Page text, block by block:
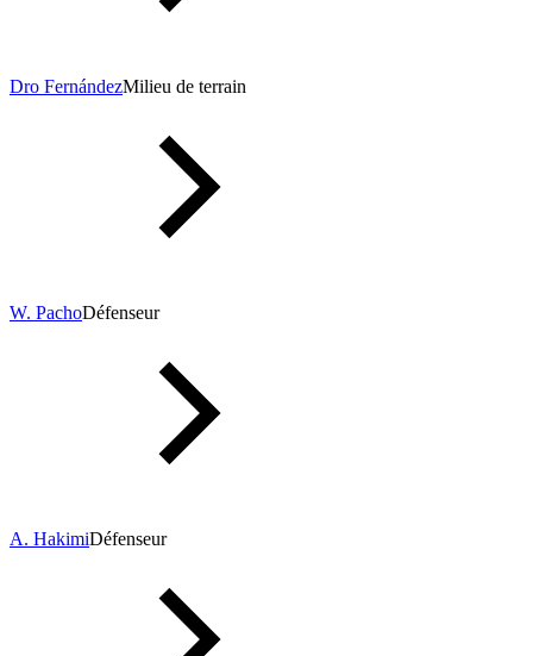
Dro FernándezMilieu de terrain
W. PachoDéfenseur
A. HakimiDéfenseur